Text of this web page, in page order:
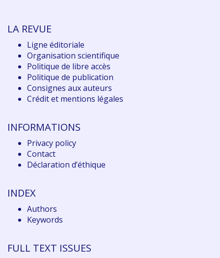
LA REVUE
Ligne éditoriale
Organisation scientifique
Politique de libre accès
Politique de publication
Consignes aux auteurs
Crédit et mentions légales
INFORMATIONS
Privacy policy
Contact
Déclaration d’éthique
INDEX
Authors
Keywords
FULL TEXT ISSUES